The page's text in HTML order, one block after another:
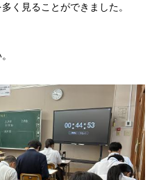
く見ることができました。